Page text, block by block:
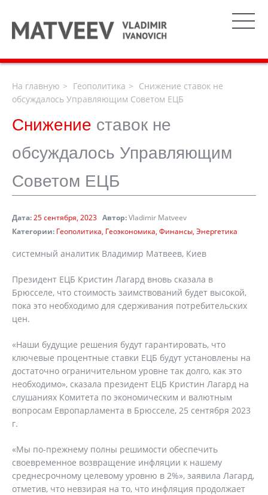
На главную Геополитика
Снижение ставок не
обсуждалось Управляющим Советом ЕЦБ
Снижение ставок не
обсуждалось Управляющим
Советом ЕЦБ
Дата:25 сентября, 2023 Автор:Vladimir Matveev
Категории: Геополитика Геоэкономика Финансы Энергетика
системный аналитик Владимир Матвеев, Киев
Президент ЕЦБ Кристин Лагард вновь сказала в
Брюсселе, что стоимость заимствований будет высокой,
пока это необходимо для сдерживания потребительских
цен.
«Наши будущие решения будут гарантировать, что
ключевые процентные ставки ЕЦБ будут установлены на
достаточно ограничительном уровне так долго, как это
необходимо», сказала президент ЕЦБ Кристин Лагард на
слушаниях Комитета по экономическим и валютным
вопросам Европарламента в Брюсселе, 25 сентября 2023
г.
«Мы по-прежнему полны решимости обеспечить
своевременное возвращение инфляции к нашему
среднесрочному целевому уровню в 2%», заявила Лагард,
отметив, что невзирая на то, что инфляция продолжает